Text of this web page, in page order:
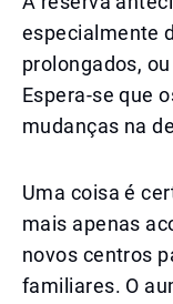
especialmente
prolongados,
Espera-se que
mudanças na
Uma coisa é
mais apenas
novos centros
familiares. O